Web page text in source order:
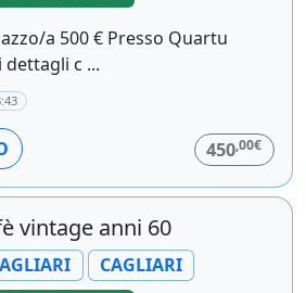
a 500 € Presso Quartu
dettagli c ...
450,00€
vintage anni 60
CAGLIARI